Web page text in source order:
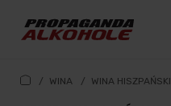
/ WINA / WINA